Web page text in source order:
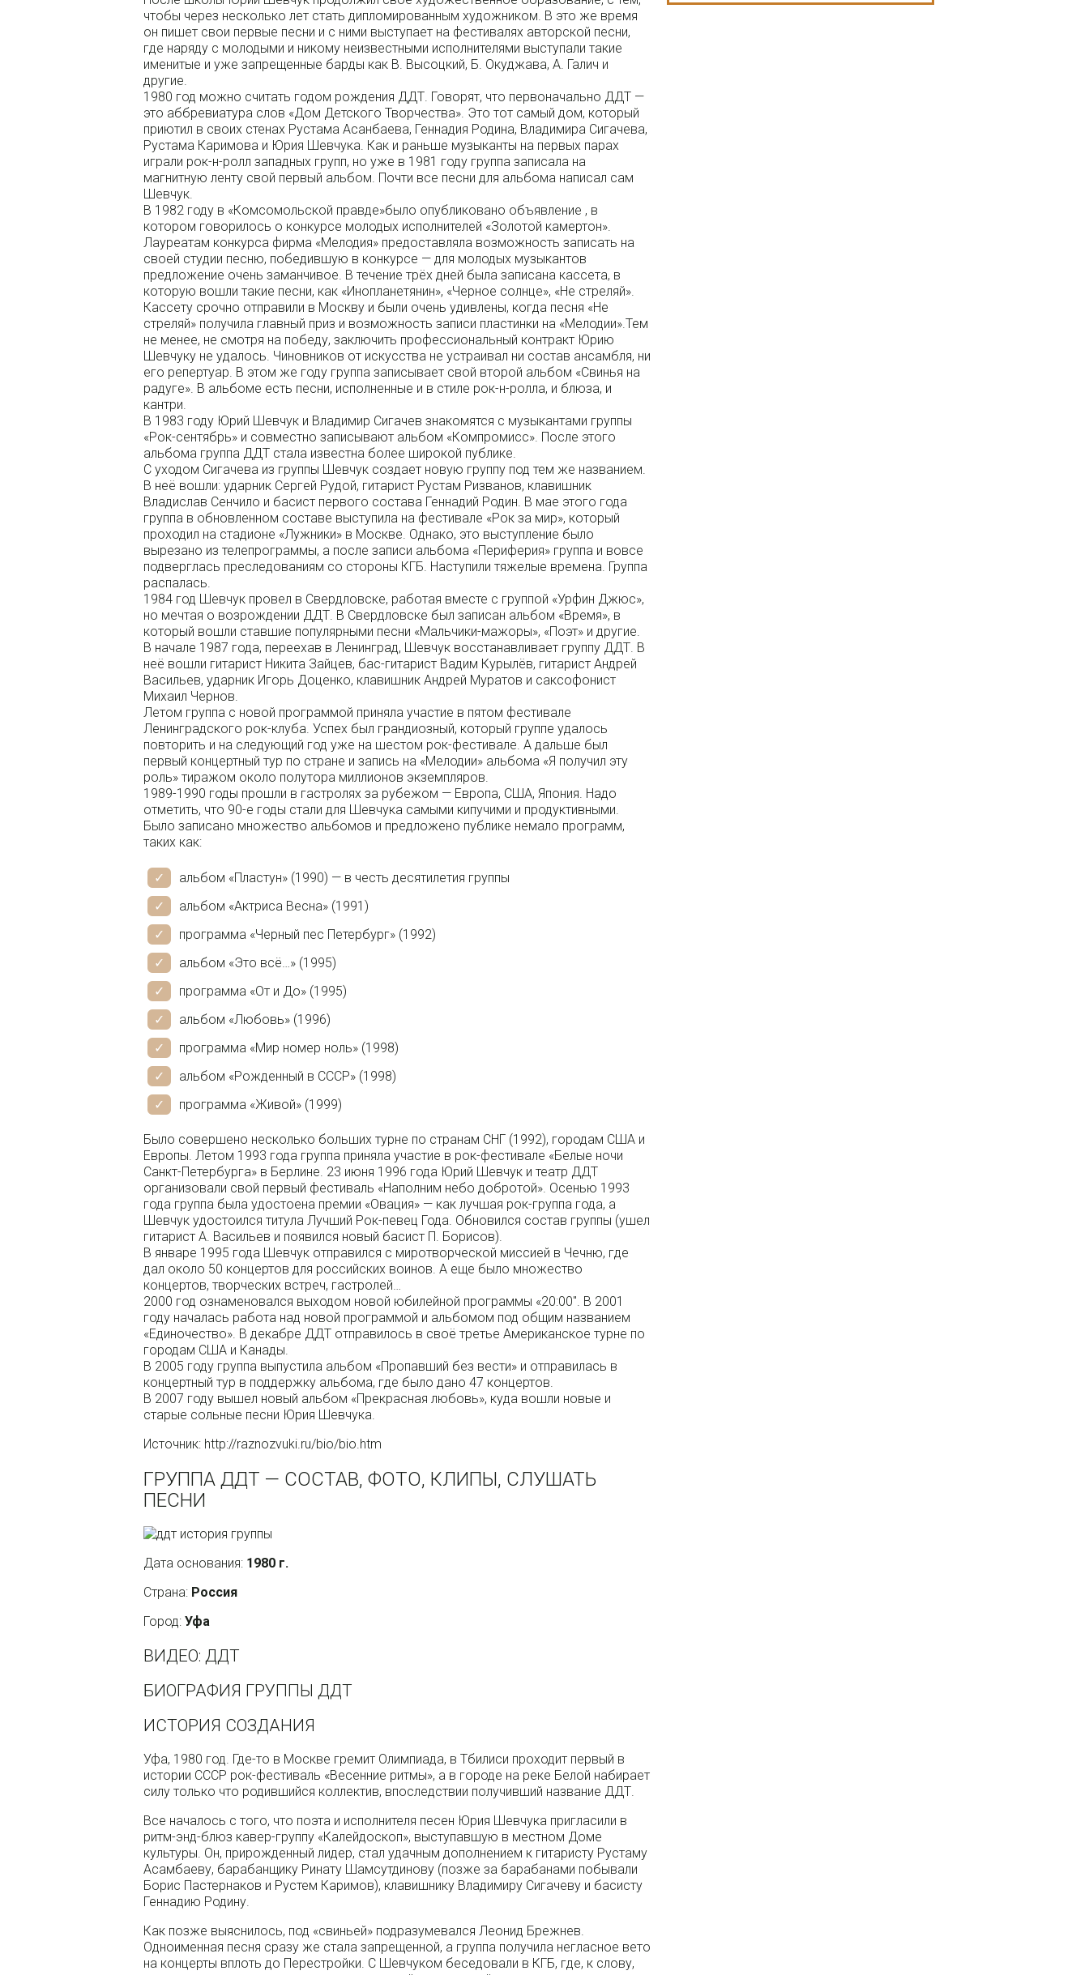
чтобы через несколько лет стать дипломированным художником. В это же время
он пишет свои первые песни и с ними выступает на фестивалях авторской песни,
где наряду с молодыми и никому неизвестными исполнителями выступали такие
именитые и уже запрещенные барды как В. Высоцкий, Б. Окуджава, А. Галич и
другие.
1980 год можно считать годом рождения ДДТ. Говорят, что первоначально ДДТ —
это аббревиатура слов «Дом Детского Творчества». Это тот самый дом, который
приютил в своих стенах Рустама Асанбаева, Геннадия Родина, Владимира Сигачева,
Рустама Каримова и Юрия Шевчука. Как и раньше музыканты на первых парах
играли рок-н-ролл западных групп, но уже в 1981 году группа записала на
магнитную ленту свой первый альбом. Почти все песни для альбома написал сам
Шевчук.
В 1982 году в «Комсомольской правде»было опубликовано объявление , в
котором говорилось о конкурсе молодых исполнителей «Золотой камертон».
Лауреатам конкурса фирма «Мелодия» предоставляла возможность записать на
своей студии песню, победившую в конкурсе — для молодых музыкантов
предложение очень заманчивое. В течение трёх дней была записана кассета, в
которую вошли такие песни, как «Инопланетянин», «Черное солнце», «Не стреляй».
Кассету срочно отправили в Москву и были очень удивлены, когда песня «Не
стреляй» получила главный приз и возможность записи пластинки на «Мелодии».Тем
не менее, не смотря на победу, заключить профессиональный контракт Юрию
Шевчуку не удалось. Чиновников от искусства не устраивал ни состав ансамбля, ни
его репертуар. В этом же году группа записывает свой второй альбом «Свинья на
радуге». В альбоме есть песни, исполненные и в стиле рок-н-ролла, и блюза, и
кантри.
В 1983 году Юрий Шевчук и Владимир Сигачев знакомятся с музыкантами группы
«Рок-сентябрь» и совместно записывают альбом «Компромисс». После этого
альбома группа ДДТ стала известна более широкой публике.
С уходом Сигачева из группы Шевчук создает новую группу под тем же названием.
В неё вошли: ударник Сергей Рудой, гитарист Рустам Ризванов, клавишник
Владислав Сенчило и басист первого состава Геннадий Родин. В мае этого года
группа в обновленном составе выступила на фестивале «Рок за мир», который
проходил на стадионе «Лужники» в Москве. Однако, это выступление было
вырезано из телепрограммы, а после записи альбома «Периферия» группа и вовсе
подверглась преследованиям со стороны КГБ. Наступили тяжелые времена. Группа
распалась.
1984 год Шевчук провел в Свердловске, работая вместе с группой «Урфин Джюс»,
но мечтая о возрождении ДДТ. В Свердловске был записан альбом «Время», в
который вошли ставшие популярными песни «Мальчики-мажоры», «Поэт» и другие.
В начале 1987 года, переехав в Ленинград, Шевчук восстанавливает группу ДДТ. В
неё вошли гитарист Никита Зайцев, бас-гитарист Вадим Курылёв, гитарист Андрей
Васильев, ударник Игорь Доценко, клавишник Андрей Муратов и саксофонист
Михаил Чернов.
Летом группа с новой программой приняла участие в пятом фестивале
Ленинградского рок-клуба. Успех был грандиозный, который группе удалось
повторить и на следующий год уже на шестом рок-фестивале. А дальше был
первый концертный тур по стране и запись на «Мелодии» альбома «Я получил эту
роль» тиражом около полутора миллионов экземпляров.
1989-1990 годы прошли в гастролях за рубежом — Европа, США, Япония. Надо
отметить, что 90-е годы стали для Шевчука самыми кипучими и продуктивными.
Было записано множество альбомов и предложено публике немало программ,
таких как:
альбом «Пластун» (1990) — в честь десятилетия группы
альбом «Актриса Весна» (1991)
программа «Черный пес Петербург» (1992)
альбом «Это всё…» (1995)
программа «От и До» (1995)
альбом «Любовь» (1996)
программа «Мир номер ноль» (1998)
альбом «Рожденный в СССР» (1998)
программа «Живой» (1999)
Было совершено несколько больших турне по странам СНГ (1992), городам США и
Европы. Летом 1993 года группа приняла участие в рок-фестивале «Белые ночи
Санкт-Петербурга» в Берлине. 23 июня 1996 года Юрий Шевчук и театр ДДТ
организовали свой первый фестиваль «Наполним небо добротой». Осенью 1993
года группа была удостоена премии «Овация» — как лучшая рок-группа года, а
Шевчук удостоился титула Лучший Рок-певец Года. Обновился состав группы (ушел
гитарист А. Васильев и появился новый басист П. Борисов).
В январе 1995 года Шевчук отправился с миротворческой миссией в Чечню, где
дал около 50 концертов для российских воинов. А еще было множество
концертов, творческих встреч, гастролей…
2000 год ознаменовался выходом новой юбилейной программы «20:00″. В 2001
году началась работа над новой программой и альбомом под общим названием
«Единочество». В декабре ДДТ отправилось в своё третье Американское турне по
городам США и Канады.
В 2005 году группа выпустила альбом «Пропавший без вести» и отправилась в
концертный тур в поддержку альбома, где было дано 47 концертов.
В 2007 году вышел новый альбом «Прекрасная любовь», куда вошли новые и
старые сольные песни Юрия Шевчука.
Источник: http://raznozvuki.ru/bio/bio.htm
ГРУППА ДДТ — СОСТАВ, ФОТО, КЛИПЫ, СЛУШАТЬ
ПЕСНИ
Дата основания: 1980 г.
Страна: Россия
Город:Уфа
ВИДЕО: ДДТ
БИОГРАФИЯ ГРУППЫ ДДТ
ИСТОРИЯ СОЗДАНИЯ
Уфа, 1980 год. Где-то в Москве гремит Олимпиада, в Тбилиси проходит первый в
истории СССР рок-фестиваль «Весенние ритмы», а в городе на реке Белой набирает
силу только что родившийся коллектив, впоследствии получивший название ДДТ.
Все началось с того, что поэта и исполнителя песен Юрия Шевчука пригласили в
ритм-энд-блюз кавер-группу «Калейдоскоп», выступавшую в местном Доме
культуры. Он, прирожденный лидер, стал удачным дополнением к гитаристу Рустаму
Асамбаеву, барабанщику Ринату Шамсутдинову (позже за барабанами побывали
Борис Пастернаков и Рустем Каримов), клавишнику Владимиру Сигачеву и басисту
Геннадию Родину.
Как позже выяснилось, под «свиньей» подразумевался Леонид Брежнев.
Одноименная песня сразу же стала запрещенной, а группа получила негласное вето
на концерты вплоть до Перестройки. С Шевчуком беседовали в КГБ, где, к слову,